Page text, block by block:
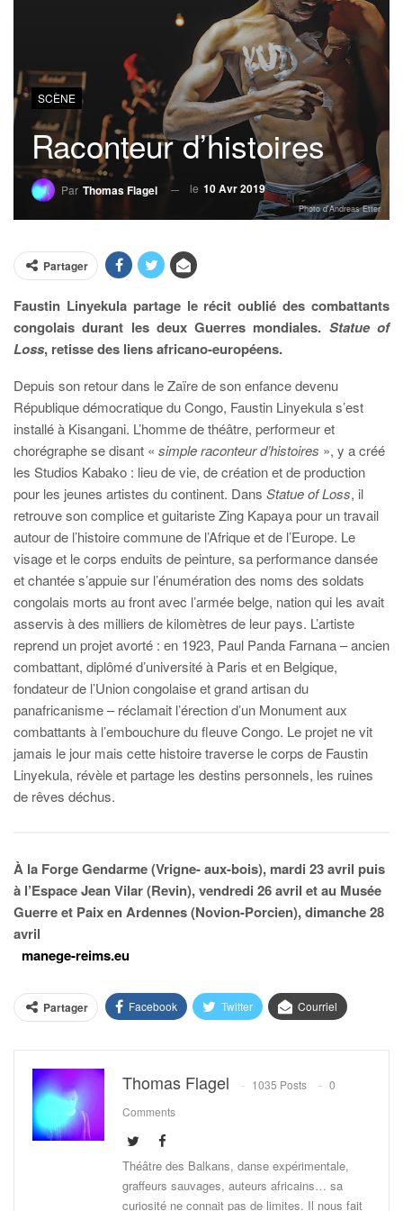
SCÈNE
Raconteur d’histoires
Par Thomas Flagel le 10 Avr 2019
Photo d'Andreas Etter
Partager
Faustin Linyekula partage le récit oublié des combattants
congolais durant les deux Guerres mondiales. Statue of
Loss, retisse des liens africano-européens.
Depuis son retour dans le Zaïre de son enfance devenu
République démocratique du Congo, Faustin Linyekula s’est
installé à Kisangani. L’homme de théâtre, performeur et
chorégraphe se disant « simple raconteur d’histoires », y a créé
les Studios Kabako : lieu de vie, de création et de production
pour les jeunes artistes du continent. Dans Statue of Loss, il
retrouve son complice et guitariste Zing Kapaya pour un travail
autour de l’histoire commune de l’Afrique et de l’Europe. Le
visage et le corps enduits de peinture, sa performance dansée
et chantée s’appuie sur l’énumération des noms des soldats
congolais morts au front avec l’armée belge, nation qui les avait
asservis à des milliers de kilomètres de leur pays. L’artiste
reprend un projet avorté : en 1923, Paul Panda Farnana – ancien
combattant, diplômé d’université à Paris et en Belgique,
fondateur de l’Union congolaise et grand artisan du
panafricanisme – réclamait l’érection d’un Monument aux
combattants à l’embouchure du fleuve Congo. Le projet ne vit
jamais le jour mais cette histoire traverse le corps de Faustin
Linyekula, révèle et partage les destins personnels, les ruines
de rêves déchus.
À la Forge Gendarme (Vrigne- aux-bois), mardi 23 avril puis
à l’Espace Jean Vilar (Revin), vendredi 26 avril et au Musée
Guerre et Paix en Ardennes (Novion-Porcien), dimanche 28
avril
manege-reims.eu
Partager Facebook Twitter Courriel
Thomas Flagel 1035 Posts
0
Comments
Théâtre des Balkans, danse expérimentale,
graffeurs sauvages, auteurs africains… sa
curiosité ne connait pas de limites. Il nous fait